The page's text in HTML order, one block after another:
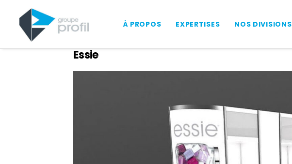
À PROPOS EXPERTISES NOS DIVISIONS
Essie